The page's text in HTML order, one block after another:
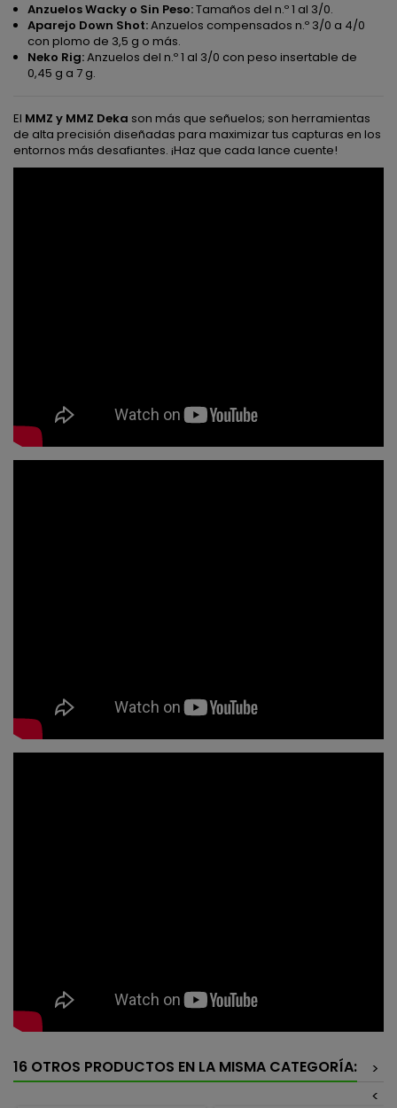
Anzuelos Wacky o Sin Peso:Tamaños del n.º 1 al 3/0.
Aparejo Down Shot:Anzuelos compensados n.º 3/0 a 4/0
con plomo de 3,5 g o más.
Neko Rig:Anzuelos del n.º 1 al 3/0 con peso insertable de
0,45 g a 7 g.
El MMZ y MMZ Deka son más que señuelos; son herramientas
de alta precisión diseñadas para maximizar tus capturas en los
entornos más desafiantes. ¡Haz que cada lance cuente!
16 OTROS PRODUCTOS EN LA MISMA CATEGORÍA:
>
<